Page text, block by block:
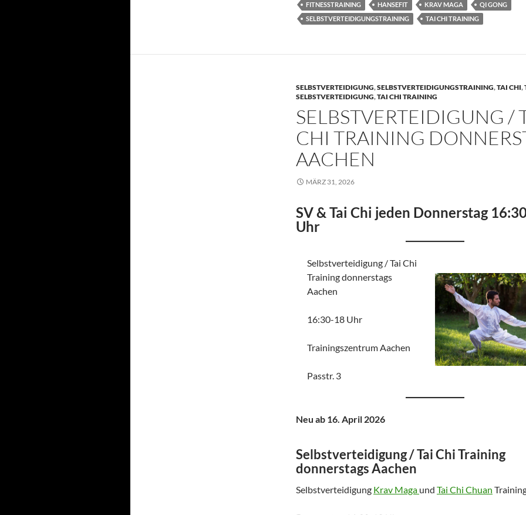
FITNESSTRAINING HANSEFIT KRAV MAGA
QI GONG
SELBSTVERTEIDIGUNGSTRAINING
TAI CHI TRAINING
SELBSTVERTEIDIGUNG,SELBSTVERTEIDIGUNGSTRAINING,TAI CHI,
SELBSTVERTEIDIGUNG,TAI CHI TRAINING
SELBSTVERTEIDIGUNG /
CHI TRAINING
AACHEN
MÄRZ 31, 2026
SV & Tai Chi jeden Donnerstag
Uhr
Selbstverteidigung / Tai Chi
Training donnerstags
Aachen
16:30-18 Uhr
Trainingszentrum Aachen
Passtr. 3
Neu ab 16. April 2026
Selbstverteidigung / Tai Chi Training
donnerstags Aachen
Selbstverteidigung Krav Maga und Tai Chi Chuan